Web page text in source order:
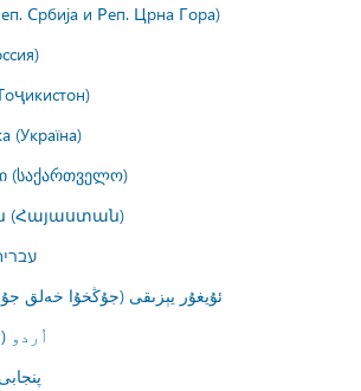
Србија и Реп. Црна Гора)
(Україна)
(საქართველო)
(Հայաստան)
ئۇيغۇر يېزىقى (جۇڭخۇا خەلق
اُردو